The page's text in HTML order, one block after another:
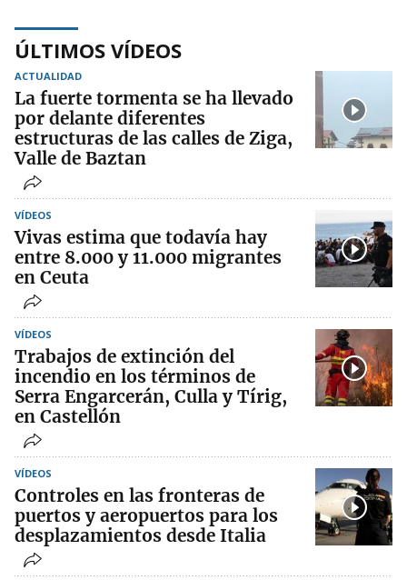
ÚLTIMOS VÍDEOS
ACTUALIDAD
La fuerte tormenta se ha llevado
por delante diferentes
estructuras de las calles de Ziga,
Valle de Baztan
VÍDEOS
Vivas estima que todavía hay
entre 8.000 y 11.000 migrantes
en Ceuta
VÍDEOS
Trabajos de extinción del
incendio en los términos de
Serra Engarcerán, Culla y Tírig,
en Castellón
VÍDEOS
Controles en las fronteras de
puertos y aeropuertos para los
desplazamientos desde Italia